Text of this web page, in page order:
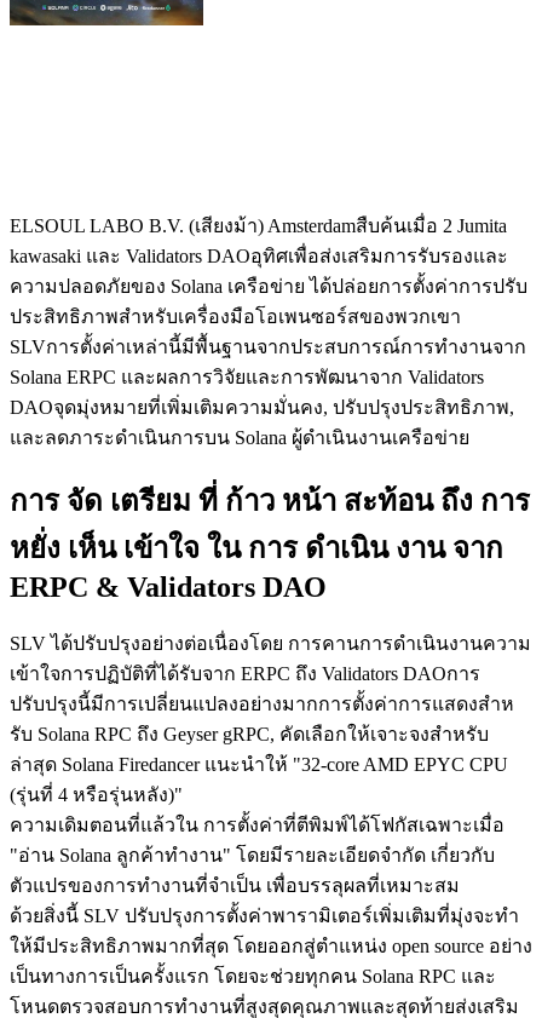
ELSOUL LABO B.V. (เสียงม้า) Amsterdamสืบค้นเมื่อ 2 Jumita
kawasaki และ Validators DAOอุทิศเพื่อส่งเสริมการรับรองและ
ความปลอดภัยของ Solana เครือข่าย ได้ปล่อยการตั้งค่าการปรับ
ประสิทธิภาพสําหรับเครื่องมือโอเพนซอร์สของพวกเขา
SLVการตั้งค่าเหล่านี้มีพื้นฐานจากประสบการณ์การทํางานจาก
Solana ERPC และผลการวิจัยและการพัฒนาจาก Validators
DAOจุดมุ่งหมายที่เพิ่มเติมความมั่นคง, ปรับปรุงประสิทธิภาพ,
และลดภาระดําเนินการบน Solana ผู้ดําเนินงานเครือข่าย
การ จัด เตรียม ที่ ก้าว หน้า สะท้อน ถึง การ
หยั่ง เห็น เข้าใจ ใน การ ดําเนิน งาน จาก
ERPC & Validators DAO
SLV ได้ปรับปรุงอย่างต่อเนื่องโดย การคานการดําเนินงานความ
เข้าใจการปฏิบัติที่ได้รับจาก ERPC ถึง Validators DAOการ
ปรับปรุงนี้มีการเปลี่ยนแปลงอย่างมากการตั้งค่าการแสดงสําห
รับ Solana RPC ถึง Geyser gRPC, คัดเลือกให้เจาะจงสําหรับ
ล่าสุด Solana Firedancer แนะนําให้ "32-core AMD EPYC CPU
(รุ่นที่ 4 หรือรุ่นหลัง)"
ความเดิมตอนที่แล้วใน การตั้งค่าที่ตีพิมพ์ได้โฟกัสเฉพาะเมื่อ
"อ่าน Solana ลูกค้าทํางาน" โดยมีรายละเอียดจํากัด เกี่ยวกับ
ตัวแปรของการทํางานที่จําเป็น เพื่อบรรลุผลที่เหมาะสม
ด้วยสิ่งนี้ SLV ปรับปรุงการตั้งค่าพารามิเตอร์เพิ่มเติมที่มุ่งจะทํา
ให้มีประสิทธิภาพมากที่สุด โดยออกสู่ตําแหน่ง open source อย่าง
เป็นทางการเป็นครั้งแรก โดยจะช่วยทุกคน Solana RPC และ
โหนดตรวจสอบการทํางานที่สูงสุดคุณภาพและสุดท้ายส่งเสริม